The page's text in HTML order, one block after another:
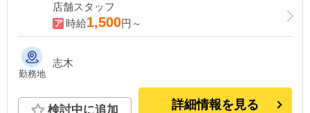
店舗スタッフ
時給1,500円～
勤務地
志木
検討中に追加 詳細情報を見る